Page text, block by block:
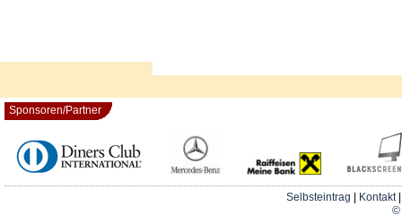
Sponsoren/Partner
Selbsteintrag Kontakt
©